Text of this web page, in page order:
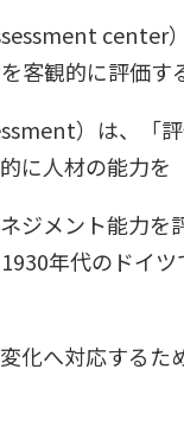
center
客観的に評価す
）は、「
に人材の能力を
ジメント能力を
年代のドイ
化へ対応する